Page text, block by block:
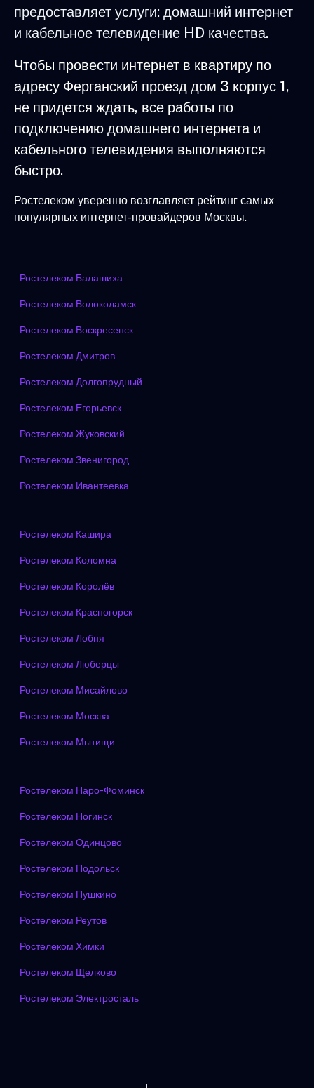
предоставляет услуги: домашний интернет
и кабельное телевидение HD качества.
Чтобы провести интернет в квартиру по
адресу Ферганский проезд дом 3 корпус 1,
не придется ждать, все работы по
подключению домашнего интернета и
кабельного телевидения выполняются
быстро.
Ростелеком уверенно возглавляет рейтинг самых
популярных интернет-провайдеров Москвы.
Ростелеком Балашиха
Ростелеком Волоколамск
Ростелеком Воскресенск
Ростелеком Дмитров
Ростелеком Долгопрудный
Ростелеком Егорьевск
Ростелеком Жуковский
Ростелеком Звенигород
Ростелеком Ивантеевка
Ростелеком Кашира
Ростелеком Коломна
Ростелеком Королёв
Ростелеком Красногорск
Ростелеком Лобня
Ростелеком Люберцы
Ростелеком Мисайлово
Ростелеком Москва
Ростелеком Мытищи
Ростелеком Наро-Фоминск
Ростелеком Ногинск
Ростелеком Одинцово
Ростелеком Подольск
Ростелеком Пушкино
Ростелеком Реутов
Ростелеком Химки
Ростелеком Щелково
Ростелеком Электросталь